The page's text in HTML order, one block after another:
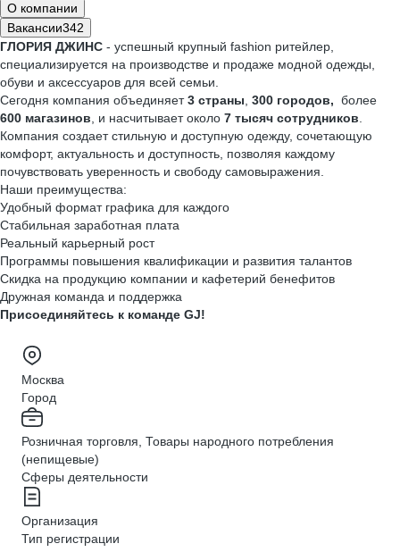
О компании
Вакансии342
ГЛОРИЯ ДЖИНС - успешный крупный fashion ритейлер,
специализируется на производстве и продаже модной одежды,
обуви и аксессуаров для всей семьи.
Сегодня компания объединяет3 страны 300 городов, более
600 магазинов , и насчитывает около 7 тысяч сотрудников
Компания создает стильную и доступную одежду, сочетающую
комфорт, актуальность и доступность, позволяя каждому
почувствовать уверенность и свободу самовыражения.
Наши преимущества:
Удобный формат графика для каждого
Стабильная заработная плата
Реальный карьерный рост
Программы повышения квалификации и развития талантов
Скидка на продукцию компании и кафетерий бенефитов
Дружная команда и поддержка
Присоединяйтесь к команде GJ!
Москва
Город
Розничная торговля, Товары народного потребления
(непищевые)
Сферы деятельности
Организация
Тип регистрации